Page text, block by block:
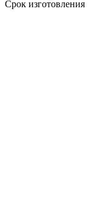
Срок изготовления